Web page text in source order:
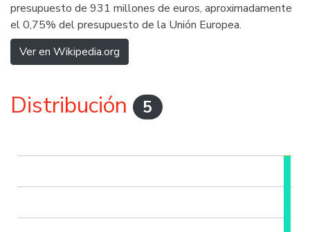
presupuesto de 931 millones de euros, aproximadamente
el 0,75% del presupuesto de la Unión Europea.
Ver en Wikipedia.org
Distribución 5